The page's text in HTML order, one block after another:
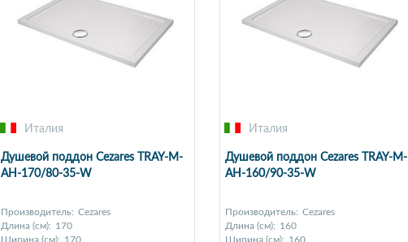
Италия
Душевой поддон Cezares TRAY-M-
AH-170/80-35-W
Производитель: Cezares
Длина (см): 170
Ширина (см): 170
Италия
Душевой поддон Cezares TRAY-M-
AH-160/90-35-W
Производитель: Cezares
Длина (см): 160
Ширина (см): 160